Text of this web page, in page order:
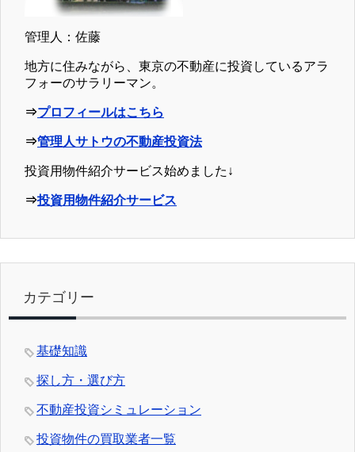
管理人：佐藤
地方に住みながら、東京の不動産に投資しているアラ
フォーのサラリーマン。
⇒プロフィールはこちら
⇒管理人サトウの不動産投資法
投資用物件紹介サービス始めました↓
⇒投資用物件紹介サービス
カテゴリー
基礎知識
探し方・選び方
不動産投資シミュレーション
投資物件の買取業者一覧